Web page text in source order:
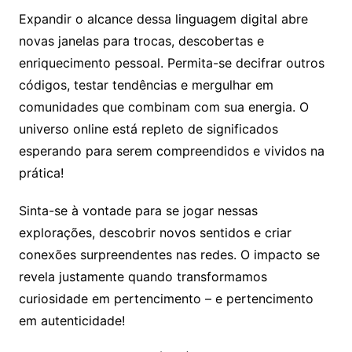
Expandir o alcance dessa linguagem digital abre
novas janelas para trocas, descobertas e
enriquecimento pessoal. Permita-se decifrar outros
códigos, testar tendências e mergulhar em
comunidades que combinam com sua energia. O
universo online está repleto de significados
esperando para serem compreendidos e vividos na
prática!
Sinta-se à vontade para se jogar nessas
explorações, descobrir novos sentidos e criar
conexões surpreendentes nas redes. O impacto se
revela justamente quando transformamos
curiosidade em pertencimento – e pertencimento
em autenticidade!